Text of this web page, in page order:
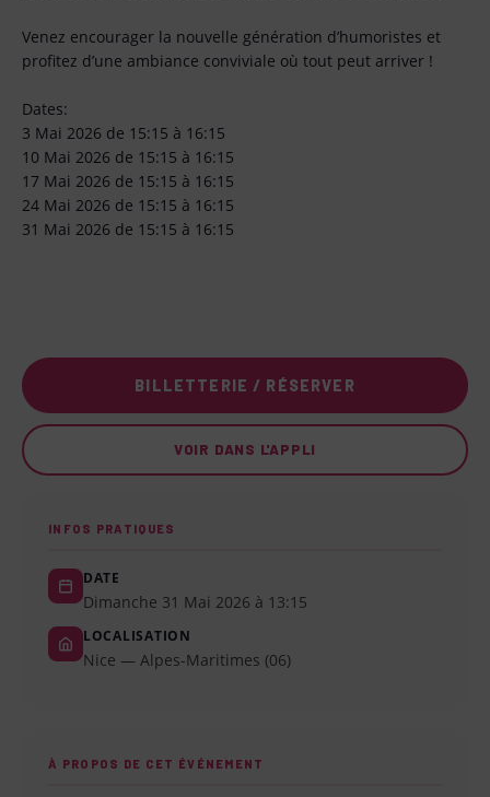
Venez encourager la nouvelle génération d’humoristes et
profitez d’une ambiance conviviale où tout peut arriver !
Dates:
3 Mai 2026 de 15:15 à 16:15
10 Mai 2026 de 15:15 à 16:15
17 Mai 2026 de 15:15 à 16:15
24 Mai 2026 de 15:15 à 16:15
31 Mai 2026 de 15:15 à 16:15
BILLETTERIE / RÉSERVER
VOIR DANS L'APPLI
INFOS PRATIQUES
DATE
Dimanche 31 Mai 2026 à 13:15
LOCALISATION
Nice — Alpes-Maritimes (06)
À PROPOS DE CET ÉVÉNEMENT